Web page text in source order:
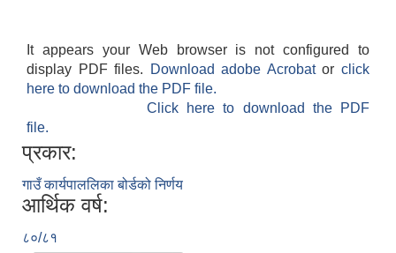
It appears your Web browser is not configured to
display PDF files.
Download adobe Acrobatorclick
here to download the PDF file.
Click here to download the PDF
file.
प्रकार:
गाउँ कार्यपाललिका बोर्डको निर्णय
आर्थिक वर्ष:
८०/८१